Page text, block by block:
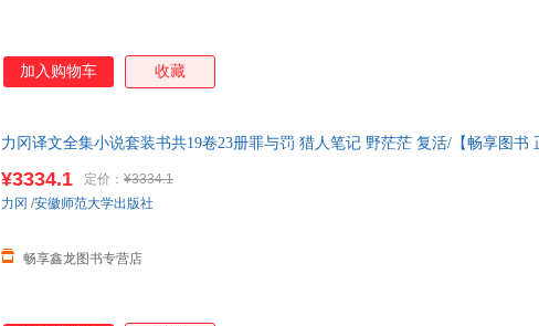
加入购物车 收藏
力冈译文全集小说套装书共19卷23册罪与罚 猎人笔记 野茫茫 复活/【畅享图
¥3334.1 定价： ¥3334.1
畅享鑫龙图书专营店
力冈 /安徽师范大学出版社